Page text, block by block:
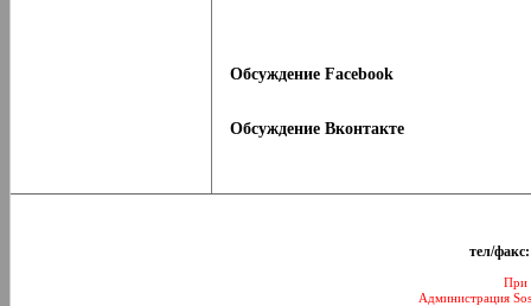
Обсуждение Facebook
Обсуждение Вконтакте
тел/факс:
При
Администрация